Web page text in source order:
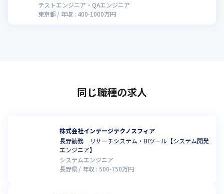
テストエンジニア・QAエンジニア
東京都
年収 : 400-1000万円
同じ職種の求人
株式会社インテージテクノスフィア
長野勤務 リサーチシステム・BIツール【システム開発
エンジニア】
システムエンジニア
長野県
年収 : 500-750万円